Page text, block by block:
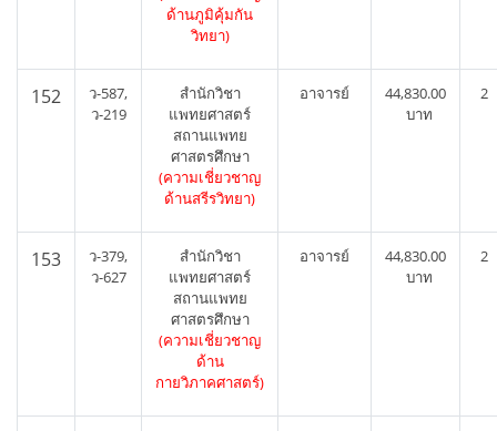
ด้านภูมิคุ้มกัน
วิทยา)
152
ว-587,
ว-219
สำนักวิชา
แพทยศาสตร์
สถานแพทย
ศาสตรศึกษา
(ความเชี่ยวชาญ
ด้านสรีรวิทยา)
อาจารย์
44,830.00
บาท
2
153
ว-379,
ว-627
สำนักวิชา
แพทยศาสตร์
สถานแพทย
ศาสตรศึกษา
(ความเชี่ยวชาญ
ด้าน
กายวิภาคศาสตร์)
อาจารย์
44,830.00
บาท
2